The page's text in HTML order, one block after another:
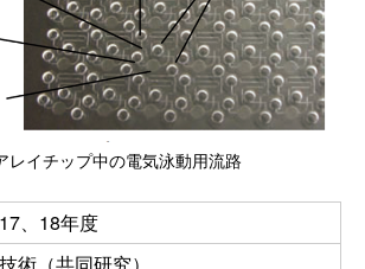
レイチップ中の電気泳動用流路
、18年度